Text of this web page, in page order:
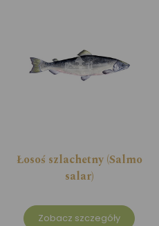
Łosoś szlachetny (Salmo
salar)
Zobacz szczegóły